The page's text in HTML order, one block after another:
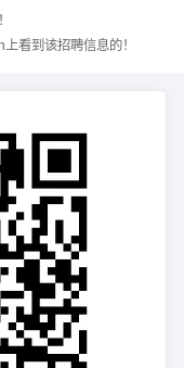
看到该招聘信息的！